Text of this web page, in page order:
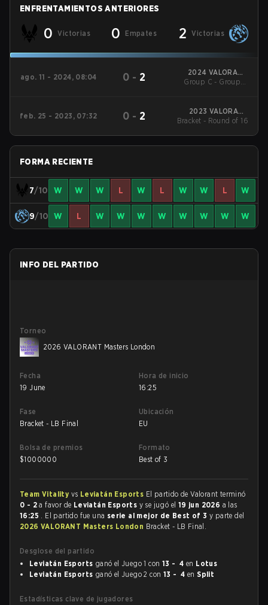
ENFRENTAMIENTOS ANTERIORES
0 Victorias 0 Empates 2 Victorias
ago. 11 - 2024, 08:04 0 - 2
2024 VALORANT
Champions
Group C - Group C
feb. 25 - 2023, 07:32 0 - 2
2023 VALORANT
Champions Tour:
Bracket - Round of 16
FORMA RECIENTE
7/10 W W W L W L W W L W
9/10 W L W W W W W W W W
INFO DEL PARTIDO
Torneo
2026 VALORANT Masters London
Fecha
19 June
Hora de inicio
16:25
Fase
Bracket - LB Final
Ubicación
EU
Bolsa de premios
$1000000
Formato
Best of 3
Team Vitality vs Leviatán Esports El partido de Valorant terminó
0 - 2 a favor de Leviatán Esports y se jugó el 19 jun 2026 a las
16:25 . El partido fue una serie al mejor de Best of 3y parte del
2026 VALORANT Masters London Bracket - LB Final.
Desglose del partido
Leviatán Esports ganó el Juego 1 con 13 - 4 en Lotus
Leviatán Esports ganó el Juego 2 con 13 - 4 enSplit
Estadísticas clave de jugadores